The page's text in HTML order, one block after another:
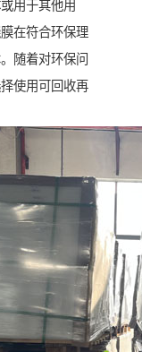
用于其他用
在符合环保理
随着对环保问
使用可回收再